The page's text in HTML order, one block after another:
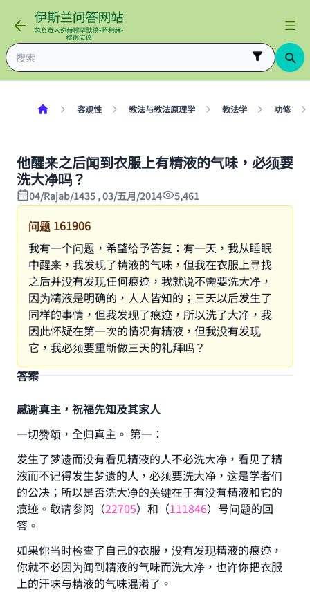
客观性 教法与教法原理学 教法学 功修
他醒来之后闻到衣服上有精液的气味，必须要
洗大净吗？
04/Rajab/1435 , 03/五月/2014 5,461
问题 161906
我有一个问题，希望给予答复：有一天，我从睡眠
中醒来，我发现了精液的气味，但我在衣服上寻找
之后并没有发现任何痕迹，我就说不需要洗大净，
因为精液是明确的，人人皆知的；三天以后发生了
同样的事情，但我发现了痕迹，所以洗了大净，我
因此怀疑在第一次的情况有精液，但我没有发现
它，我必须要重新做三天的礼拜吗？
答案
感谢真主，祝福先知及其家人
一切赞颂，全归真主。 第一：
发生了梦遗而没有看见精液的人不必洗大净，看见了精
液而不记得发生梦遗的人，必须要洗大净，这是学者们
的公决；所以是否洗大净的关键在于有没有精液和它的
痕迹。敬请参阅（22705）和（111846）号问题的回
答。
如果你当时检查了自己的衣服，没有发现精液的痕迹，
你就不必因为闻到精液的气味而洗大净，也许你把衣服
上的汗味与精液的气味混淆了。